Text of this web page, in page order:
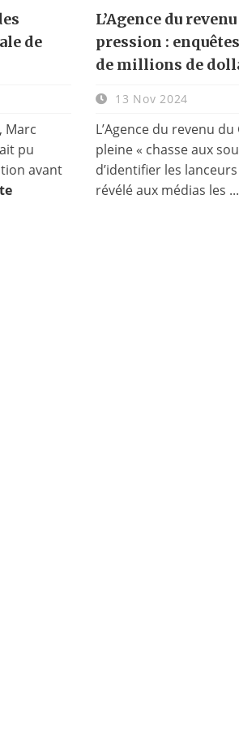
de
Marc
pu
avant
L’Agence du
pression :
de millions de
13 Nov 2024
L’Agence du revenu du
pleine « chasse aux
d’identifier les
révélé aux médias les ...